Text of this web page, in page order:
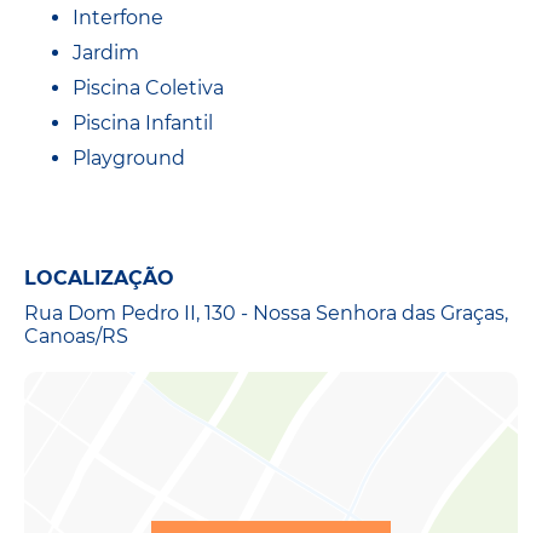
Interfone
Jardim
Piscina Coletiva
Piscina Infantil
Playground
LOCALIZAÇÃO
Rua Dom Pedro II, 130 - Nossa Senhora das Graças,
Canoas/RS